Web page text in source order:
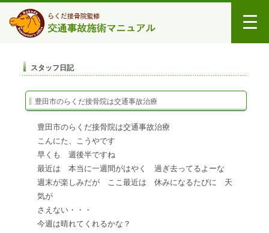
スタッフ日記
豊田市のらくだ接骨院は交通事故治療
豊田市のらくだ接骨院は交通事故治療
こんにた、こうやです
早くも 週後半ですね
最近は 本当に一週間がはやく 過ぎ去ってるよーな
週末が楽しみだが ここ最近は 休みになるたびに 天
気が
さえない・・・
今週は晴れてくれるかな？